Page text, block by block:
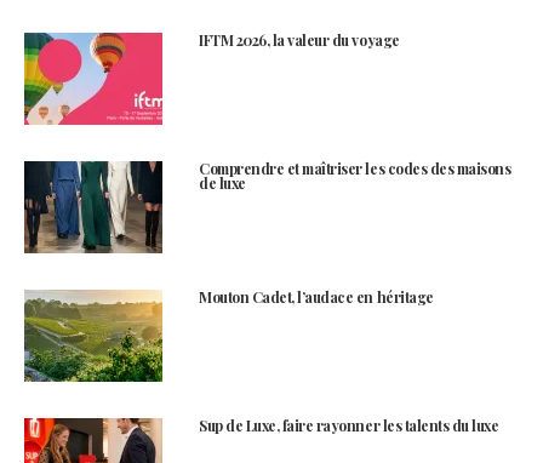
IFTM 2026, la valeur du voyage
Comprendre et maîtriser les codes des maisons
de luxe
Mouton Cadet, l’audace en héritage
Sup de Luxe, faire rayonner les talents du luxe